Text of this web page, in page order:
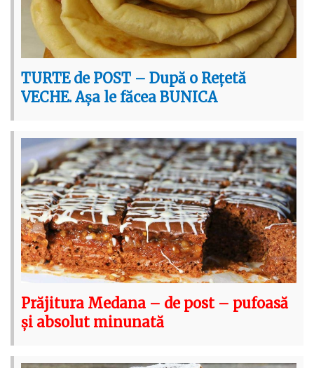
TURTE de POST – După o Rețetă
VECHE. Așa le făcea BUNICA
Prăjitura Medana – de post – pufoasă
și absolut minunată